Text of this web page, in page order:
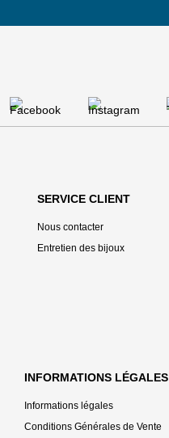
SERVICE CLIENT
Nous contacter
Entretien des bijoux
INFORMATIONS LÉGALES
Informations légales
Conditions Générales de Vente